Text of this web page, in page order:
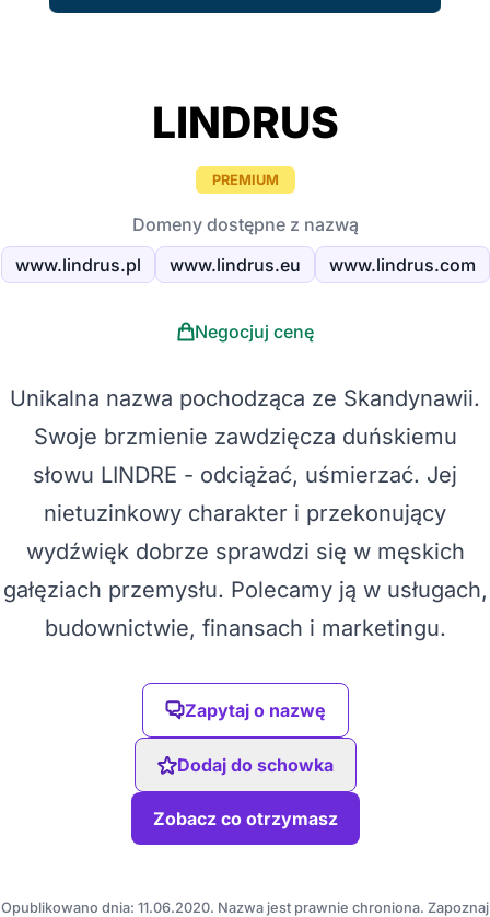
LINDRUS
PREMIUM
Domeny dostępne z nazwą
www.lindrus.pl
www.lindrus.eu www.lindrus.com
Negocjuj cenę
Unikalna nazwa pochodząca ze Skandynawii.
Swoje brzmienie zawdzięcza duńskiemu
słowu LINDRE - odciążać, uśmierzać. Jej
nietuzinkowy charakter i przekonujący
wydźwięk dobrze sprawdzi się w męskich
gałęziach przemysłu. Polecamy ją w usługach,
budownictwie, finansach i marketingu.
Zapytaj o nazwę
Dodaj do schowka
Zobacz co otrzymasz
Opublikowano dnia: 11.06.2020. Nazwa jest prawnie chroniona. Zapoznaj